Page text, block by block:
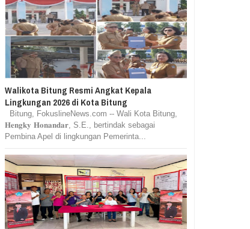
Walikota Bitung Resmi Angkat Kepala
Lingkungan 2026 di Kota Bitung
Bitung, FokuslineNews.com -- Wali Kota Bitung,
𝐇𝐞𝐧𝐠𝐤𝐲 𝐇𝐨𝐧𝐚𝐧𝐝𝐚𝐫, S.E., bertindak sebagai
Pembina Apel di lingkungan Pemerinta...